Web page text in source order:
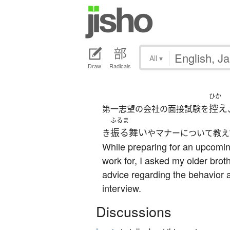
Draw Radicals
All ▾
第一志望の会社の面接試験を
ひか
控え
き
ふるま
振る舞いやマナーについて教え
While preparing for an
work for, I asked my older
advice regarding the behavior
interview.
Discussions